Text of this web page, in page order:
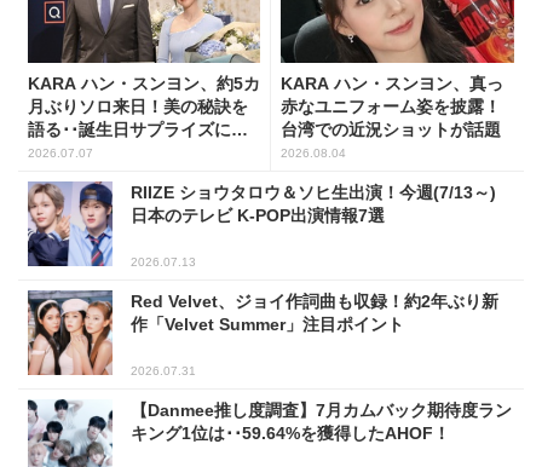
KARA ハン・スンヨン、約5カ
月ぶりソロ来日！美の秘訣を
語る･･誕生日サプライズに笑
顔(PHOTO3枚)
2026.07.07
KARA ハン・スンヨン、真っ
赤なユニフォーム姿を披露！
台湾での近況ショットが話題
2026.08.04
RIIZE ショウタロウ＆ソヒ生出演！今週(7/13～)
日本のテレビ K-POP出演情報7選
2026.07.13
Red Velvet、ジョイ作詞曲も収録！約2年ぶり新
作「Velvet Summer」注目ポイント
2026.07.31
【Danmee推し度調査】7月カムバック期待度ラン
キング1位は･･59.64%を獲得したAHOF！